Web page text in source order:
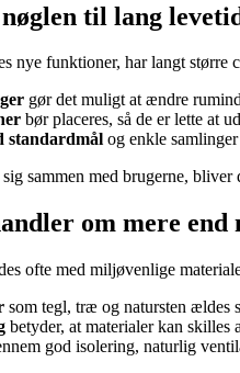
til lang
nye funktioner, har langt
gør det muligt at ændre
bør placeres, så de er lette at
standardmål og enkle
sammen med brugerne,
om mere end
ofte med miljøvenlige
som tegl, træ og natursten ældes
betyder, at materialer kan skilles
god isolering, naturlig